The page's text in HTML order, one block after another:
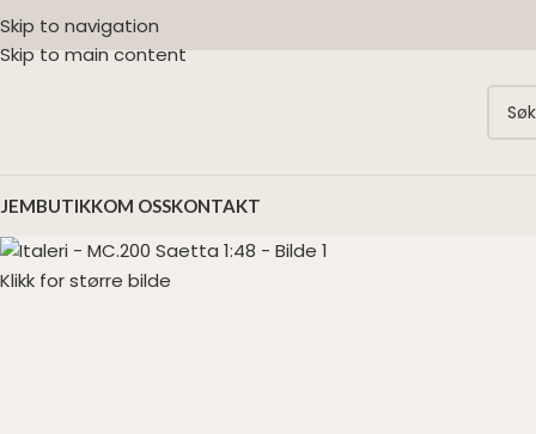
Skip to navigation
Skip to main content
BUTIKKOM OSSKONTAKT
Klikk for større bilde